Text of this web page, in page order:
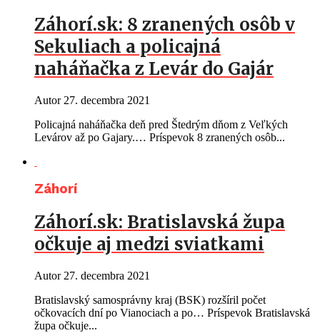
Záhorí.sk: 8 zranených osôb v
Sekuliach a policajná
naháňačka z Levár do Gajár
Autor 27. decembra 2021
Policajná naháňačka deň pred Štedrým dňom z Veľkých
Levárov až po Gajary.… Príspevok 8 zranených osôb...
Záhorí
Záhorí.sk: Bratislavská župa
očkuje aj medzi sviatkami
Autor 27. decembra 2021
Bratislavský samosprávny kraj (BSK) rozšíril počet
očkovacích dní po Vianociach a po… Príspevok Bratislavská
župa očkuje...